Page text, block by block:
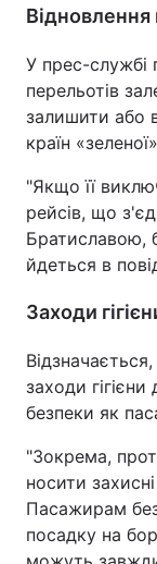
Послуги
Тема
Відновлення
У прес-службі
перельотів
залишити або
країн
"Якщо її
рейсів, що
Братиславою,
йдеться в
Заходи
заходи
безпеки як
"Зокрема,
носити
Пасажирам
посадку на